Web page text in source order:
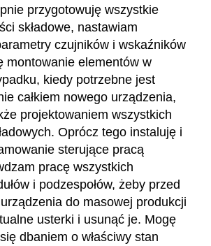
przygotowuję wszystkie
składowe, nastawiam
czujników i wskaźników
montowanie elementów w
kiedy potrzebne jest
całkiem nowego urządzenia,
projektowaniem wszystkich
Oprócz tego instaluję i
sterujące pracą
pracę wszystkich
i podzespołów, żeby przed
do masowej produkcji
usterki i usunąć je. Mogę
dbaniem o właściwy stan